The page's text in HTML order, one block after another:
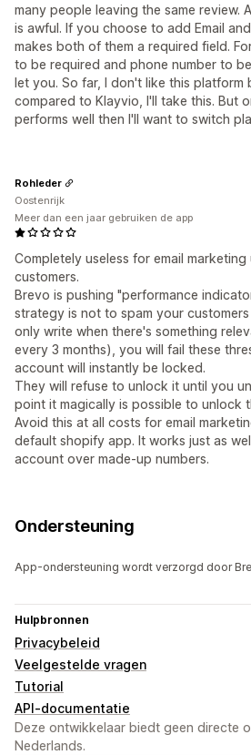
many people leaving the same review.
is awful. If you choose to add Email
makes both of them a required field.
to be required and phone number to
let you. So far, I don't like this platform
compared to Klayvio, I'll take this. But
performs well then I'll want to switch
Completely useless for email
customers.
Brevo is pushing "performance
strategy is not to spam your
only write when there's something
every 3 months), you will fail these
account will instantly be locked.
They will refuse to unlock it until you
point it magically is possible to unlock
Avoid this at all costs for email
default shopify app. It works just as
account over made-up numbers.
Rohleder
Oostenrijk
Meer dan een jaar gebruiken de app
Ondersteuning
App-ondersteuning wordt verzorgd door
Hulpbronnen
Privacybeleid
Veelgestelde vragen
Tutorial
API-documentatie
Deze ontwikkelaar biedt geen directe
Nederlands.